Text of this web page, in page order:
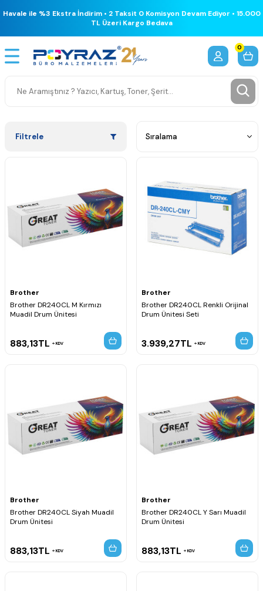
Havale ile %3 Ekstra İndirim • 2 Taksit 0 Komisyon Devam Ediyor • 15.000
TL Üzeri Kargo Bedava
0
Filtrele
Brother
Brother DR240CL M Kırmızı
Muadil Drum Ünitesi
883,13TL KDV
Brother
Brother DR240CL Renkli Orijinal
Drum Ünitesi Seti
3.939,27TL KDV
Brother
Brother DR240CL Siyah Muadil
Drum Ünitesi
883,13TL KDV
Brother
Brother DR240CL Y Sarı Muadil
Drum Ünitesi
883,13TL KDV